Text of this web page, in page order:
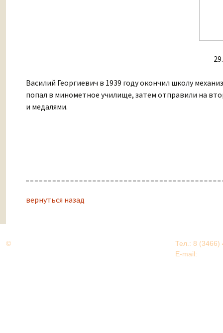
Василий Георгиевич в 1939 году окончил школу
попал в минометное училище, затем отправили на
и медалями.
вернуться назад
©
Тел.: 8 (3466)
E-mail: